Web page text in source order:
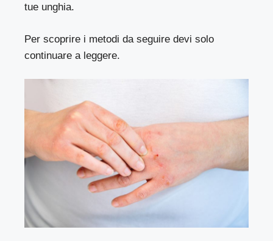
tue unghia.
Per scoprire i metodi da seguire devi solo
continuare a leggere.